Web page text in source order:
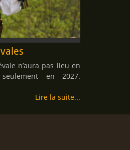
n’aura pas lieu en
en 2027.
Lire la suite